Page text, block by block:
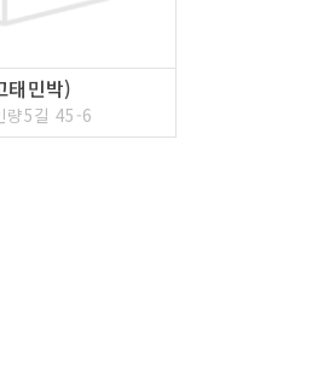
태민박)
량5길 45-6